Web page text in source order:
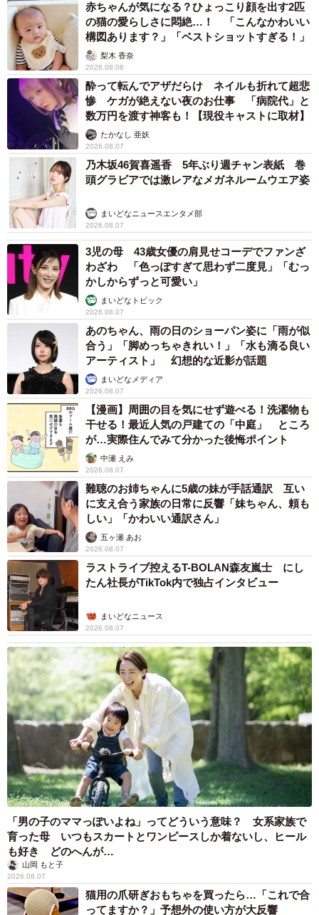
赤ちゃんが気になる？ひょっこり顔を出す2匹
の猫の愛らしさに悶絶…！ 「こんなかわいい
構図あります？」「ベストショットすぎる！」
梨木 香奈
2026.08.08
酔って転んでアザだらけ ネイルも折れて超悲
惨 ケガが絶えない夜のお仕事 「病院代」と
数万円を渡す神客も！【現役キャストに取材】
たかなし 亜妖
2026.08.07
乃木坂46賀喜遥香 5年ぶり週チャン表紙 巻
頭グラビアでは激レアなメガネルームウエア姿
まいどなニュースエンタメ部
2026.08.07
3児の母 43歳女優の肩見せコーデでファンざ
わざわ 「色っぽすぎて思わず二度見」「むっ
かしからずっと可愛い」
まいどなトピック
2026.08.07
あのちゃん、雨の日のショーパン姿に「雨が似
合う」「脚めっちゃきれい！」「水も滴る良い
アーティスト」 幻想的な近影が話題
まいどなメディア
2026.08.07
【漫画】周囲の目を気にせず遊べる！洗濯物も
干せる！最近人気の戸建ての「中庭」 ところ
が…実際住んでみて分かった後悔ポイント
中瀬 えみ
2026.08.07
難聴のお姉ちゃんに5歳の妹が手話通訳 互い
に支え合う家族の日常に反響「妹ちゃん、頼も
しい」「かわいい通訳さん」
五ヶ瀬 あお
2026.08.07
ラストライブ控えるT-BOLAN森友嵐士 にし
たん社長がTikTok内で独占インタビュー
まいどなニュース
2026.08.07
「男の子のママっぽいよね」ってどういう意味？ 女系家族で
育った母 いつもスカートとワンピースしか着ないし、ヒール
も好き どのへんが…
山岡 もと子
2026.08.07
猫用の爪研ぎおもちゃを買ったら…「これで合
ってますか？」予想外の使い方が大反響